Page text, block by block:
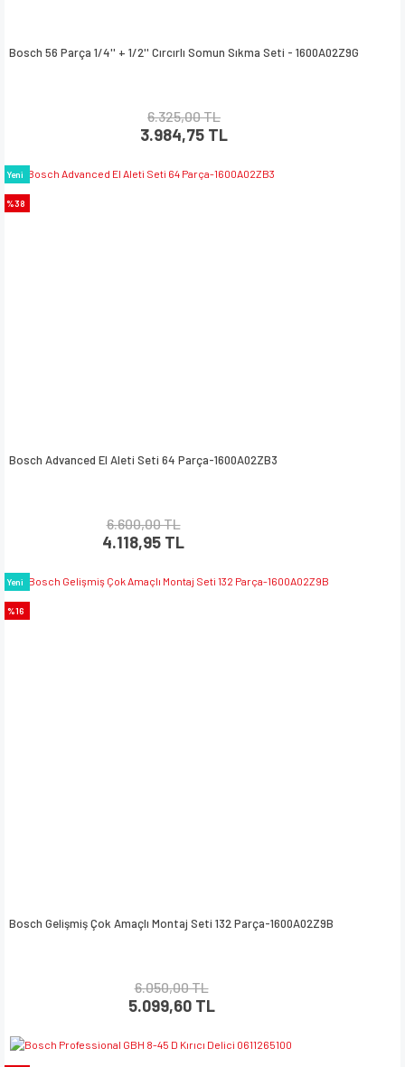
Bosch 56 Parça 1/4'' + 1/2'' Cırcırlı Somun Sıkma Seti - 1600A02Z9G
6.325,00 TL
3.984,75 TL
%38
Yeni
Bosch Advanced El Aleti Seti 64 Parça-1600A02ZB3
6.600,00 TL
4.118,95 TL
%16
Yeni
Bosch Gelişmiş Çok Amaçlı Montaj Seti 132 Parça-1600A02Z9B
6.050,00 TL
5.099,60 TL